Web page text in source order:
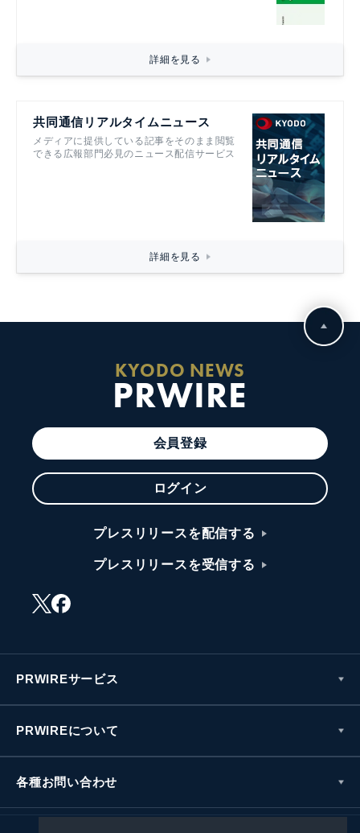
詳細を見る
共同通信リアルタイムニュース
メディアに提供している記事をそのまま閲覧
できる広報部門必見のニュース配信サービス
詳細を見る
KYODO NEWS
PRWIRE
会員登録
ログイン
プレスリリースを配信する
プレスリリースを受信する
PRWIREサービス
PRWIREについて
各種お問い合わせ